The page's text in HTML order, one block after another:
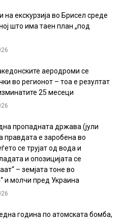
екскурзија во Брисел среде
што има таен план „под
аеродроми се
во регионот – тоа е резултат
25 месеци
пропадната држава (јули
правдата е заробена во
се трујат од вода и
и опозицијата се
– земјата тоне во
и молчи пред Украина
година по атомската бомба,